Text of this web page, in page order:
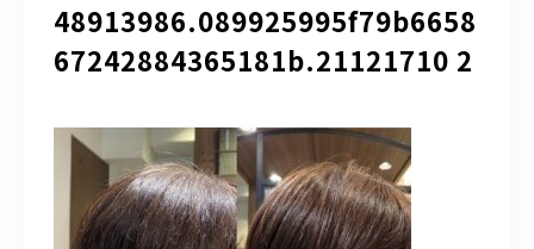
48913986.089925995f79b6658
67242884365181b.21121710 2
ACCESS
bern 06-6136-6633
TERMINAL bern 06-6136-6633 【火水木日・祝】10:00～19:00
【金土】10:00〜21:00